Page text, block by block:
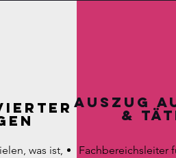
was ist,
Auszug
&
Fachbereichsleiter